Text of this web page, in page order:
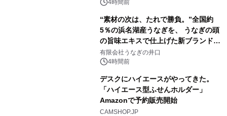
素泊りプラン
4時間前
“素材の次は、たれで勝負。”全国約
5％の浜名湖産うなぎを、 うなぎの頭
の旨味エキスで仕上げた新ブランド
「井口の誉」誕生
有限会社うなぎの井口
4時間前
デスクにハイエースがやってきた。
「ハイエース型ふせんホルダー」
Amazonで予約販売開始
CAMSHOP.JP